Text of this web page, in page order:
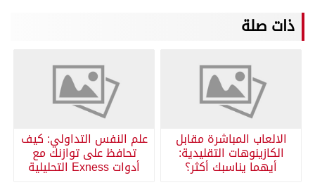
ذات صلة
الالعاب المباشرة مقابل
الكازينوهات التقليدية:
أيهما يناسبك أكثر؟
علم النفس التداولي: كيف
تحافظ على توازنك مع
أدوات Exness التحليلية